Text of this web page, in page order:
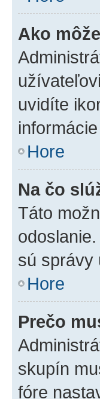
Ako
uvidíte
Hore
Na čo
Táto
sú správy
Hore
Prečo
skupín
fóre